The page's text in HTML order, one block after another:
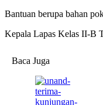
Bantuan berupa bahan
Kepala Lapas Kelas II-B
Baca Juga